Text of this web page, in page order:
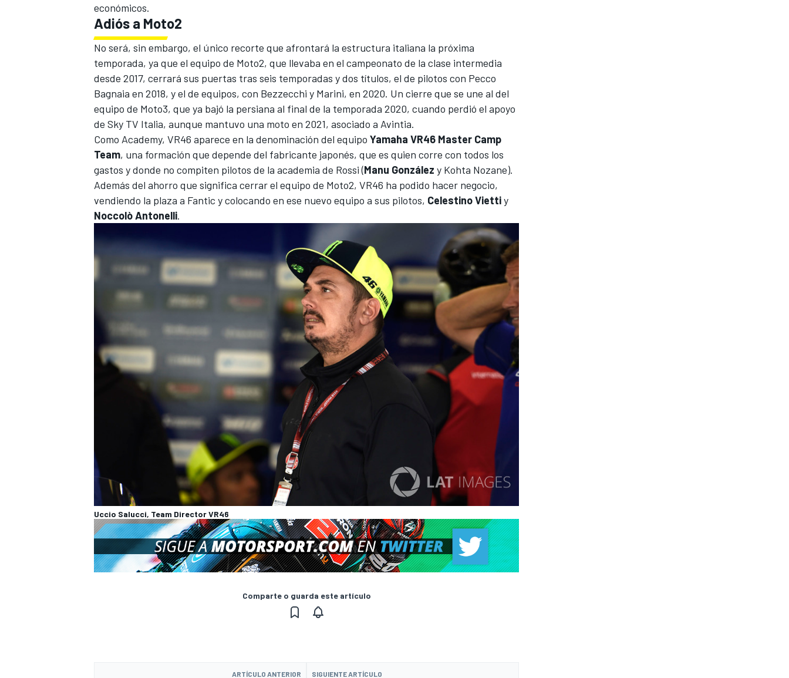
económicos.
Adiós a Moto2
No será, sin embargo, el único recorte que afrontará la estructura italiana la próxima
temporada, ya que el equipo de Moto2, que llevaba en el campeonato de la clase intermedia
desde 2017, cerrará sus puertas tras seis temporadas y dos títulos, el de pilotos con Pecco
Bagnaia en 2018, y el de equipos, con Bezzecchi y Marini, en 2020. Un cierre que se une al del
equipo de Moto3, que ya bajó la persiana al final de la temporada 2020, cuando perdió el apoyo
de Sky TV Italia, aunque mantuvo una moto en 2021, asociado a Avintia.
Como Academy, VR46 aparece en la denominación del equipo Yamaha VR46 Master Camp
Team, una formación que depende del fabricante japonés, que es quien corre con todos los
gastos y donde no compiten pilotos de la academia de Rossi (Manu González y Kohta Nozane).
Además del ahorro que significa cerrar el equipo de Moto2, VR46 ha podido hacer negocio,
vendiendo la plaza a Fantic y colocando en ese nuevo equipo a sus pilotos, Celestino Viettiy
Noccolò Antonelli.
Uccio Salucci, Team Director VR46
Comparte o guarda este artículo
ARTÍCULO ANTERIOR SIGUIENTE ARTÍCULO